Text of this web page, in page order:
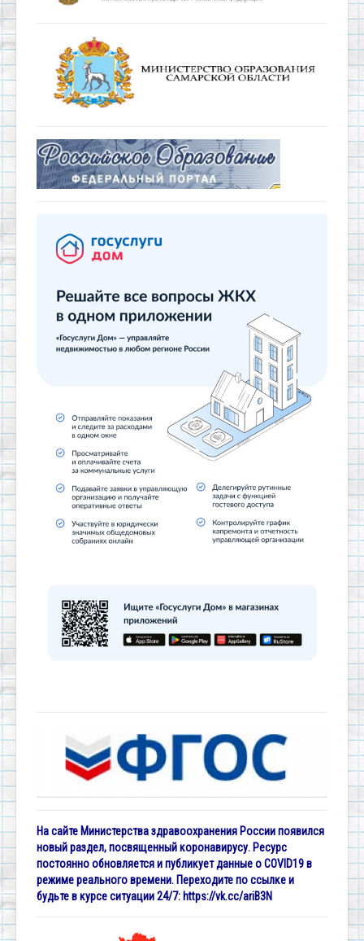
На сайте Министерства здравоохранения России появился
новый раздел, посвященный коронавирусу. Ресурс
постоянно обновляется и публикует данные о COVID19 в
режиме реального времени. Переходите по ссылке и
будьте в курсе ситуации 24/7: https://vk.cc/ariB3N